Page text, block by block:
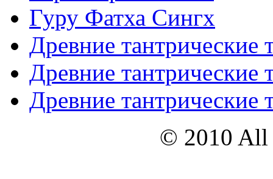
Гуру Фатха Сингх
Древние тантрические
Древние тантрические
Древние тантрические
© 2010 All